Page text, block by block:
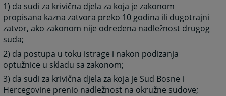
1) da sudi za krivična djela za koja je zakonom
propisana kazna zatvora preko 10 godina ili dugotrajni
zatvor, ako zakonom nije određena nadležnost drugog
suda;
2) da postupa u toku istrage i nakon podizanja
optužnice u skladu sa zakonom;
3) da sudi za krivična djela za koja je Sud Bosne i
Hercegovine prenio nadležnost na okružne sudove;